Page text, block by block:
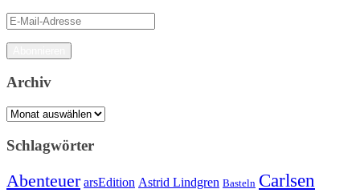
E-
Mail-
Adresse
Archiv
Archiv
Schlagwörter
Abenteuer arsEdition Astrid Lindgren Basteln Carlsen